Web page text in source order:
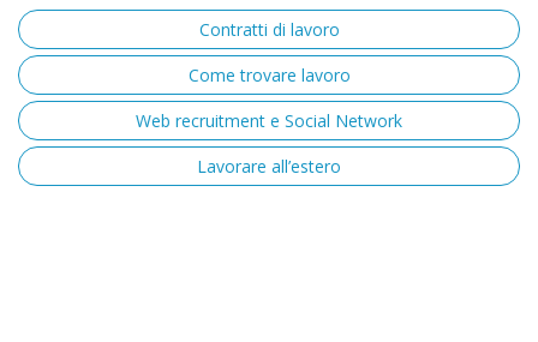
Contratti di lavoro
Come trovare lavoro
Web recruitment e Social Network
Lavorare all’estero